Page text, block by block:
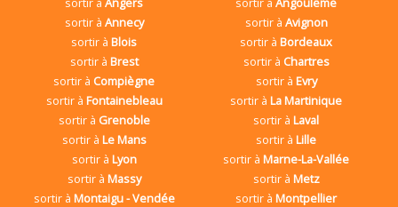
sortir à Annecy sortir à Avignon
sortir àBlois sortir àBordeaux
sortir à Brest sortir à Chartres
sortir à Compiègne sortir à Evry
sortir à Fontainebleau sortir àLa Martinique
sortir à Grenoble sortir àLaval
sortir à Le Mans sortir àLille
sortir à Lyon sortir àMarne-La-Vallée
sortir à Massy sortir à Metz
sortir à Montaigu - Vendée sortir àMontpellier